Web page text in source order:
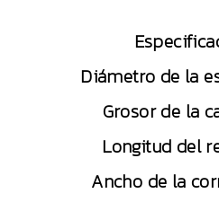
Diámetro de la
Grosor de la
Longitud del
Ancho de la